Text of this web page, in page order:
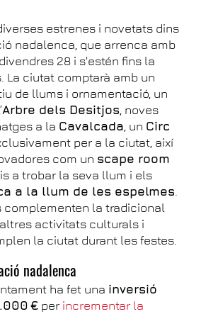
estrenes i novetats dins
nadalenca, que arrenca amb
28 i s'estén fins la
La ciutat comptarà amb un
de llums i ornamentació, un
Arbre dels Desitjos, noves
a la Cavalcada, un Circ
per a la ciutat, així
com un scape room
a trobar la seva llum i els
a la llum de les espelmes.
complementen la tradicional
activitats culturals i
la ciutat durant les festes.
nadalenca
ha fet una inversió
€ per incrementar la